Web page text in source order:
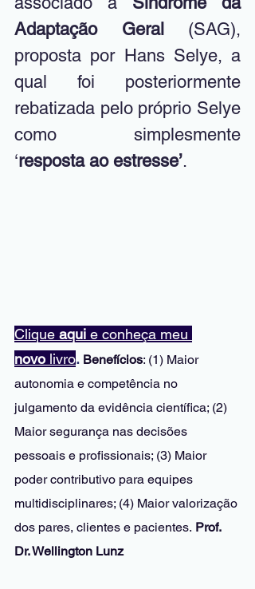
Adaptação Geral
(SAG),
proposta por Hans Selye, a
qual foi posteriormente
rebatizada pelo próprio Selye
como simplesmente
‘resposta ao estresse’.
Clique aqui e conheça meu
novo livro. Benefícios: (1) Maior
autonomia e competência no
julgamento da evidência científica; (2)
Maior segurança nas decisões
pessoais e profissionais; (3) Maior
poder contributivo para equipes
multidisciplinares; (4) Maior valorização
dos pares, clientes e pacientes. Prof.
Dr. Wellington Lunz